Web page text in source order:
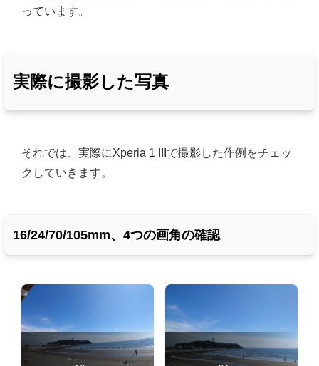
っています。
実際に撮影した写真
それでは、実際にXperia 1 IIIで撮影した作例をチェッ
クしていきます。
16/24/70/105mm、4つの画角の確認